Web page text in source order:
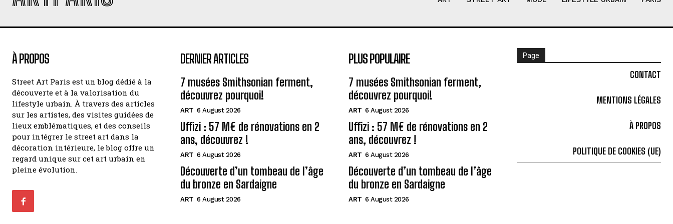
À PROPOS
Street Art Paris est un blog dédié à la
découverte et à la valorisation du
lifestyle urbain. À travers des articles
sur les artistes, des visites guidées de
lieux emblématiques, et des conseils
pour intégrer le street art dans la
décoration intérieure, le blog offre un
regard unique sur cet art urbain en
pleine évolution.
DERNIER ARTICLES
7 musées Smithsonian ferment,
découvrez pourquoi!
ART 6 August 2026
Uffizi : 57 M€ de rénovations en 2
ans, découvrez !
ART 6 August 2026
Découverte d’un tombeau de l’âge
du bronze en Sardaigne
ART 6 August 2026
PLUS POPULAIRE
7 musées Smithsonian ferment,
découvrez pourquoi!
ART 6 August 2026
Uffizi : 57 M€ de rénovations en 2
ans, découvrez !
ART 6 August 2026
Découverte d’un tombeau de l’âge
du bronze en Sardaigne
ART 6 August 2026
Page
CONTACT
MENTIONS LÉGALES
À PROPOS
POLITIQUE DE COOKIES (UE)